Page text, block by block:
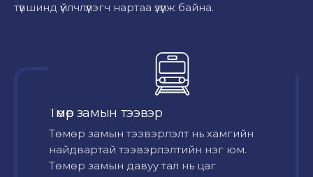
түвшинд үйлчлүүлэгч нартаа үзүүлж байна.
Төмөр замын тээвэр
Төмөр замын тээвэрлэлт нь хамгийн
найдвартай тээвэрлэлтийн нэг юм.
Төмөр замын давуу тал нь цаг